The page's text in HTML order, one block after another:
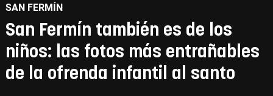
SAN FERMÍN
San Fermín también es de los
niños: las fotos más entrañables
de la ofrenda infantil al santo